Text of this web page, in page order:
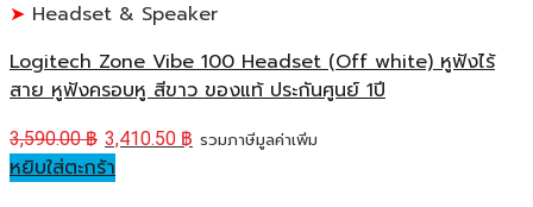
Headset & Speaker
Logitech Zone Vibe 100 Headset (Off white) หูฟังไร้
สาย หูฟังครอบหู สีขาว ของแท้ ประกันศูนย์ 1ปี
3,590.00฿ 3,410.50 ฿ รวมภาษีมูลค่าเพิ่ม
หยิบใส่ตะกร้า